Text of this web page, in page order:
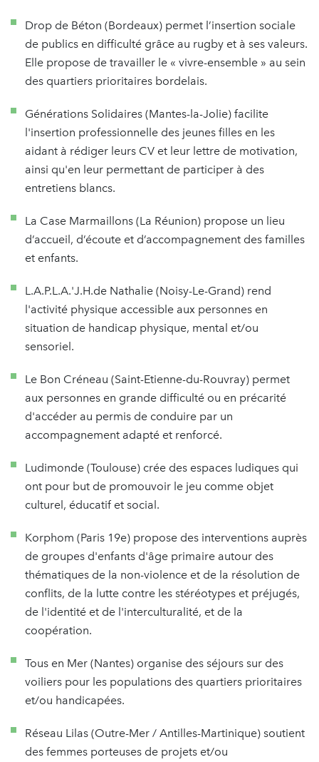
Drop de Béton (Bordeaux) permet l’insertion sociale
de publics en difficulté grâce au rugby et à ses valeurs.
Elle propose de travailler le « vivre-ensemble » au sein
des quartiers prioritaires bordelais.
Générations Solidaires (Mantes-la-Jolie) facilite
l'insertion professionnelle des jeunes filles en les
aidant à rédiger leurs CV et leur lettre de motivation,
ainsi qu'en leur permettant de participer à des
entretiens blancs.
La Case Marmaillons (La Réunion) propose un lieu
d’accueil, d’écoute et d’accompagnement des familles
et enfants.
L.A.P.L.A.'J.H.de Nathalie (Noisy-Le-Grand) rend
l'activité physique accessible aux personnes en
situation de handicap physique, mental et/ou
sensoriel.
Le Bon Créneau (Saint-Etienne-du-Rouvray) permet
aux personnes en grande difficulté ou en précarité
d'accéder au permis de conduire par un
accompagnement adapté et renforcé.
Ludimonde (Toulouse) crée des espaces ludiques qui
ont pour but de promouvoir le jeu comme objet
culturel, éducatif et social.
Korphom (Paris 19e) propose des interventions auprès
de groupes d'enfants d'âge primaire autour des
thématiques de la non-violence et de la résolution de
conflits, de la lutte contre les stéréotypes et préjugés,
de l'identité et de l'interculturalité, et de la
coopération.
Tous en Mer (Nantes) organise des séjours sur des
voiliers pour les populations des quartiers prioritaires
et/ou handicapées.
Réseau Lilas (Outre-Mer / Antilles-Martinique) soutient
des femmes porteuses de projets et/ou